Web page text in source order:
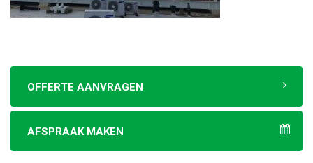
OFFERTE AANVRAGEN
AFSPRAAK MAKEN